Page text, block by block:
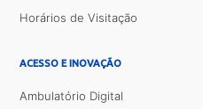
Horários de Visitação
ACESSO E INOVAÇÃO
Ambulatório Digital